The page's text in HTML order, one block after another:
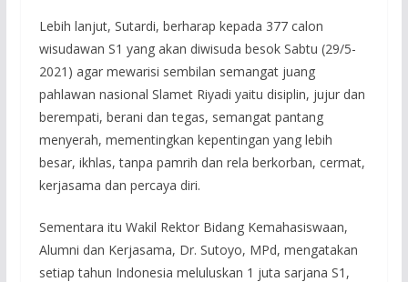
Lebih lanjut, Sutardi, berharap kepada 377 calon
wisudawan S1 yang akan diwisuda besok Sabtu (29/5-
2021) agar mewarisi sembilan semangat juang
pahlawan nasional Slamet Riyadi yaitu disiplin, jujur dan
berempati, berani dan tegas, semangat pantang
menyerah, mementingkan kepentingan yang lebih
besar, ikhlas, tanpa pamrih dan rela berkorban, cermat,
kerjasama dan percaya diri.
Sementara itu Wakil Rektor Bidang Kemahasiswaan,
Alumni dan Kerjasama, Dr. Sutoyo, MPd, mengatakan
setiap tahun Indonesia meluluskan 1 juta sarjana S1,